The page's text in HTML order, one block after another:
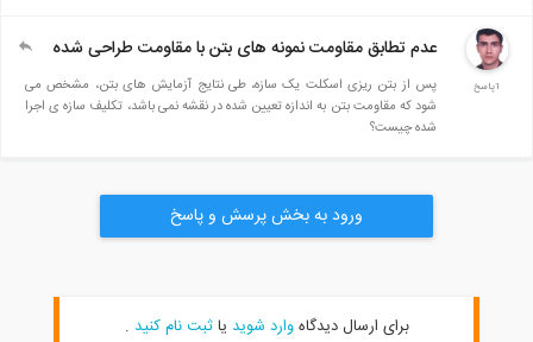
عدم تطابق مقاومت نمونه های بتن با مقاومت طراحی شده
پس از بتن ریزی اسکلت یک سازه، طی نتایج آزمایش های بتن، مشخص می
شود که مقاومت بتن به اندازه تعیین شده در نقشه نمی باشد، تکلیف سازه ی اجرا
شده چیست؟
ورود به بخش پرسش و پاسخ
برای ارسال دیدگاهوارد شویدیا ثبت نام کنید.